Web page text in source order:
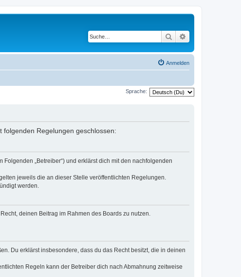
Suche
Anmelden
Sprache:
folgenden Regelungen geschlossen:
Folgenden „Betreiber“) und erklärst dich mit den nachfolgenden
jeweils die an dieser Stelle veröffentlichten Regelungen.
werden.
deinen Beitrag im Rahmen des Boards zu nutzen.
Du erklärst insbesondere, dass du das Recht besitzt, die in deinen
Regeln kann der Betreiber dich nach Abmahnung zeitweise